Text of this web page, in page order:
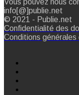
Vous pouvez nous
info[@]publie.net
© 2021 - Publie.net
Confidentialité des
Conditions générales